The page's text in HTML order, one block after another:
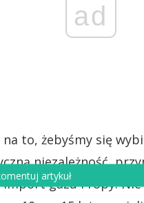
ad
na to, żebyśmy się
niezależność,
import gazu i ropy.
artykuł